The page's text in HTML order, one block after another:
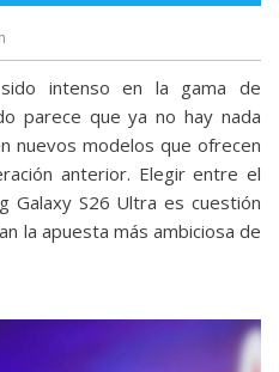
intenso en la gama de
parece que ya no hay nada
nuevos modelos que ofrecen
anterior. Elegir entre el
Galaxy S26 Ultra es cuestión
la apuesta más ambiciosa de